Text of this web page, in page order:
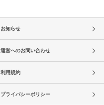
お知らせ
運営へのお問い合わせ
利用規約
プライバシーポリシー